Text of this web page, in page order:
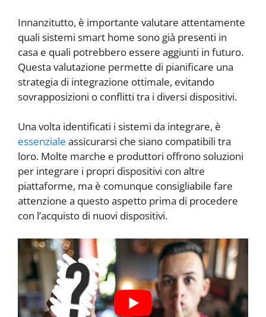
Innanzitutto, è importante valutare attentamente
quali sistemi smart home sono già presenti in
casa e quali potrebbero essere aggiunti in futuro.
Questa valutazione permette di pianificare una
strategia di integrazione ottimale, evitando
sovrapposizioni o conflitti tra i diversi dispositivi.
Una volta identificati i sistemi da integrare, è
essenziale assicurarsi che siano compatibili tra
loro. Molte marche e produttori offrono soluzioni
per integrare i propri dispositivi con altre
piattaforme, ma è comunque consigliabile fare
attenzione a questo aspetto prima di procedere
con l’acquisto di nuovi dispositivi.